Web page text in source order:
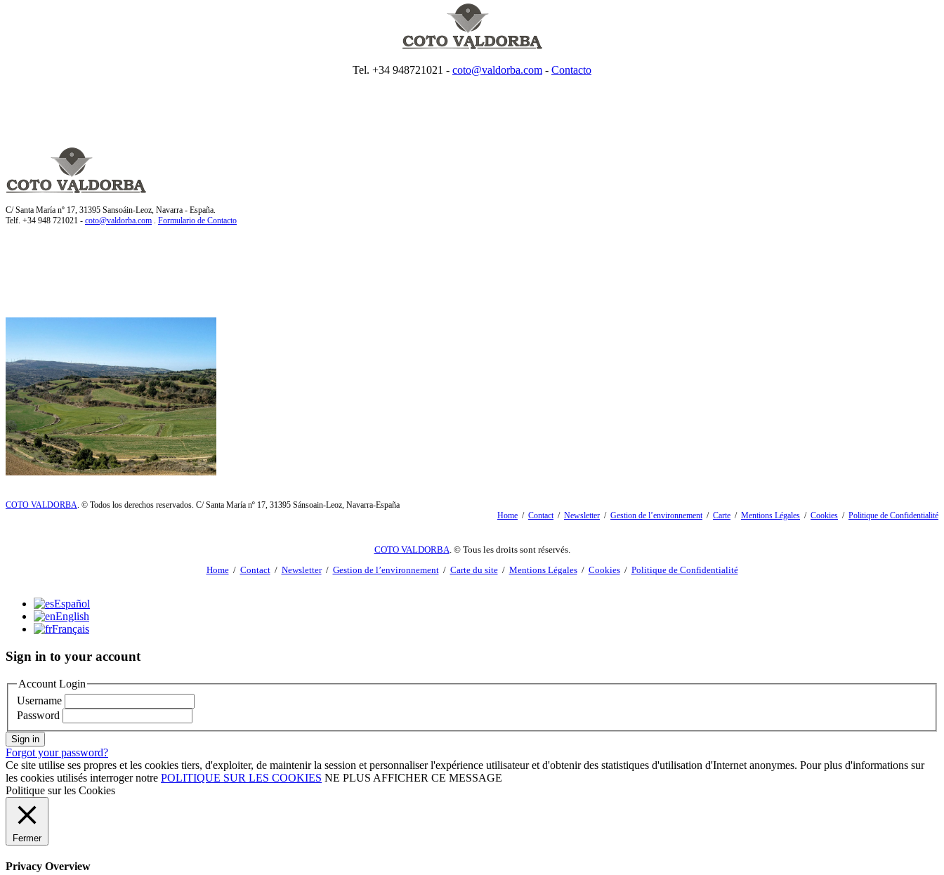
Tel. +34 948721021 - coto@valdorba.com - Contacto
C/ Santa María nº 17, 31395 Sansoáin-Leoz, Navarra - España.
Telf. +34 948 721021 - coto@valdorba.com . Formulario de Contacto
COTO VALDORBA. © Todos los derechos reservados. C/ Santa María nº 17, 31395 Sánsoain-Leoz, Navarra-España
Home / Contact/ Newsletter / Gestion de l’environnement/ Carte / Mentions Légales / Cookies / Politique de Confidentialité
COTO VALDORBA. © Tous les droits sont réservés.
Home/ Contact/ Newsletter/ Gestion de l’environnement/ Carte du site/ Mentions Légales/ Cookies/ Politique de Confidentialité
Español
English
Français
Sign in to your account
Account Login
Username
Password
Sign in
Forgot your password?
Ce site utilise ses propres et les cookies tiers, d'exploiter, de maintenir la session et personnaliser l'expérience utilisateur et d'obtenir des statistiques d'utilisation d'Internet anonymes. Pour plus d'informations sur
les cookies utilisés interroger notre POLITIQUE SUR LES COOKIES NE PLUS AFFICHER CE MESSAGE
Politique sur les Cookies
Fermer
Privacy Overview